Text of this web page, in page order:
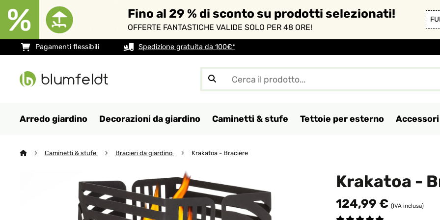
Fino al 29 % di sconto su prodotti selezionati!
OFFERTE FANTASTICHE VALIDE SOLO PER 48 ORE!
Pagamenti flessibili Spedizione gratuita da 100€*
Arredo giardino Decorazioni da giardino Caminetti & stufe Tettoie per esterno
Caminetti & stufe Bracieri da giardino Krakatoa - Braciere
Krakatoa -
124,99 € (IVA inclusa)